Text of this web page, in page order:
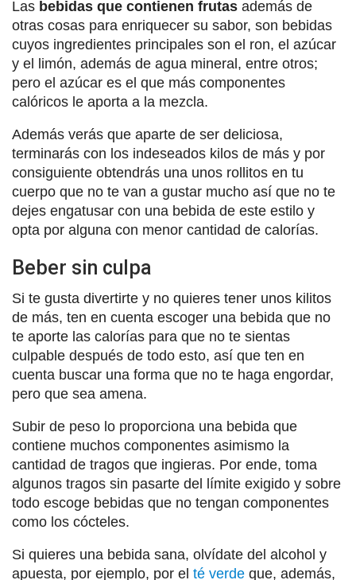
Las bebidas que contienen frutas además de
otras cosas para enriquecer su sabor, son bebidas
cuyos ingredientes principales son el ron, el azúcar
y el limón, además de agua mineral, entre otros;
pero el azúcar es el que más componentes
calóricos le aporta a la mezcla.
Además verás que aparte de ser deliciosa,
terminarás con los indeseados kilos de más y por
consiguiente obtendrás una unos rollitos en tu
cuerpo que no te van a gustar mucho así que no te
dejes engatusar con una bebida de este estilo y
opta por alguna con menor cantidad de calorías.
Beber sin culpa
Si te gusta divertirte y no quieres tener unos kilitos
de más, ten en cuenta escoger una bebida que no
te aporte las calorías para que no te sientas
culpable después de todo esto, así que ten en
cuenta buscar una forma que no te haga engordar,
pero que sea amena.
Subir de peso lo proporciona una bebida que
contiene muchos componentes asimismo la
cantidad de tragos que ingieras. Por ende, toma
algunos tragos sin pasarte del límite exigido y sobre
todo escoge bebidas que no tengan componentes
como los cócteles.
Si quieres una bebida sana, olvídate del alcohol y
apuesta, por ejemplo, por el té verde que, además,